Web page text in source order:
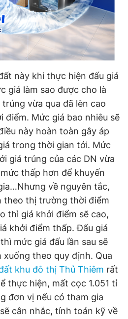
này khi thực hiện đấu giá
giá làm sao được cho là
vừa qua đã lên cao
điểm. Mức giá bao nhiêu sẽ
này hoàn toàn gây áp
trong thời gian tới. Mức
giá trúng của các DN vừa
thấp hơn để khuyến
về nguyên tắc,
theo thị trường thời điểm
thì giá khởi điểm sẽ cao,
khởi điểm thấp. Đấu giá
mức giá đấu lần sau sẽ
xuống theo quy định. Qua
khu đô thị Thủ Thiêm rất
thực hiện, mất cọc 1.051 tỉ
đơn vị nếu có tham gia
cân nhắc, tính toán kỹ về